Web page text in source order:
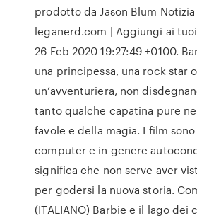
prodotto da Jason Blum
leganerd.com | Aggiungi ai
26 Feb 2020 19:27:49 +0100.
una principessa, una rock star o
un’avventuriera, non
tanto qualche capatina pure
favole e della magia. I film
computer e in genere
significa che non serve aver
per godersi la nuova storia.
(ITALIANO) Barbie e il lago dei